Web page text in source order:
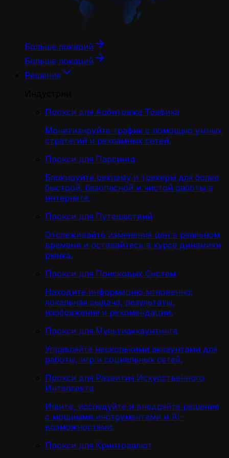
Больше локаций
Больше локаций
Решения
Прокси для Арбитража Трафика
Монетизируйте трафик с помощью умных
стратегий и рекламных сетей.
Прокси для Парсинга
Блокируйте рекламу и трекеры для более
быстрой, безопасной и чистой работы в
интернете.
Прокси для Путешествий
Отслеживайте изменения цен в реальном
времени и оставайтесь в курсе динамики
рынка.
Прокси для Поисковых Систем
Находите информацию мгновенно:
локальная выдача, результаты,
изображения и рекомендации.
Прокси для Мультиаккаунтинга
Управляйте несколькими аккаунтами для
работы, игр и социальных сетей.
Прокси для Развития Искусственного
Интеллекта
Ищите, исследуйте и внедряйте решения
с мощными инструментами и AI-
возможностями.
Прокси для Криптовалют